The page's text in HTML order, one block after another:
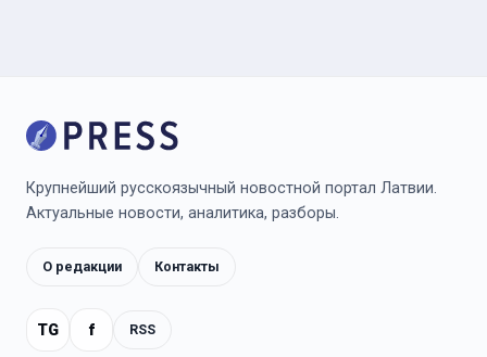
Крупнейший русскоязычный новостной портал Латвии.
Актуальные новости, аналитика, разборы.
О редакции Контакты
TG f RSS